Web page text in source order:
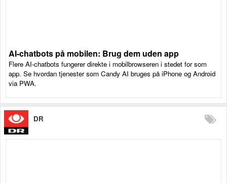
AI-chatbots på mobilen: Brug dem uden app
Flere AI-chatbots fungerer direkte i mobilbrowseren i stedet for som
app. Se hvordan tjenester som Candy AI bruges på iPhone og Android
via PWA.
DR